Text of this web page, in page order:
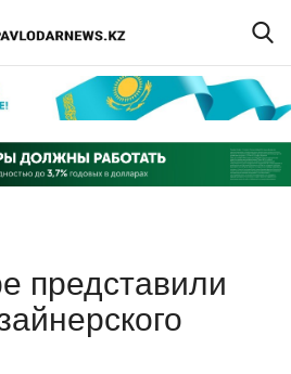
Регистрация
представили